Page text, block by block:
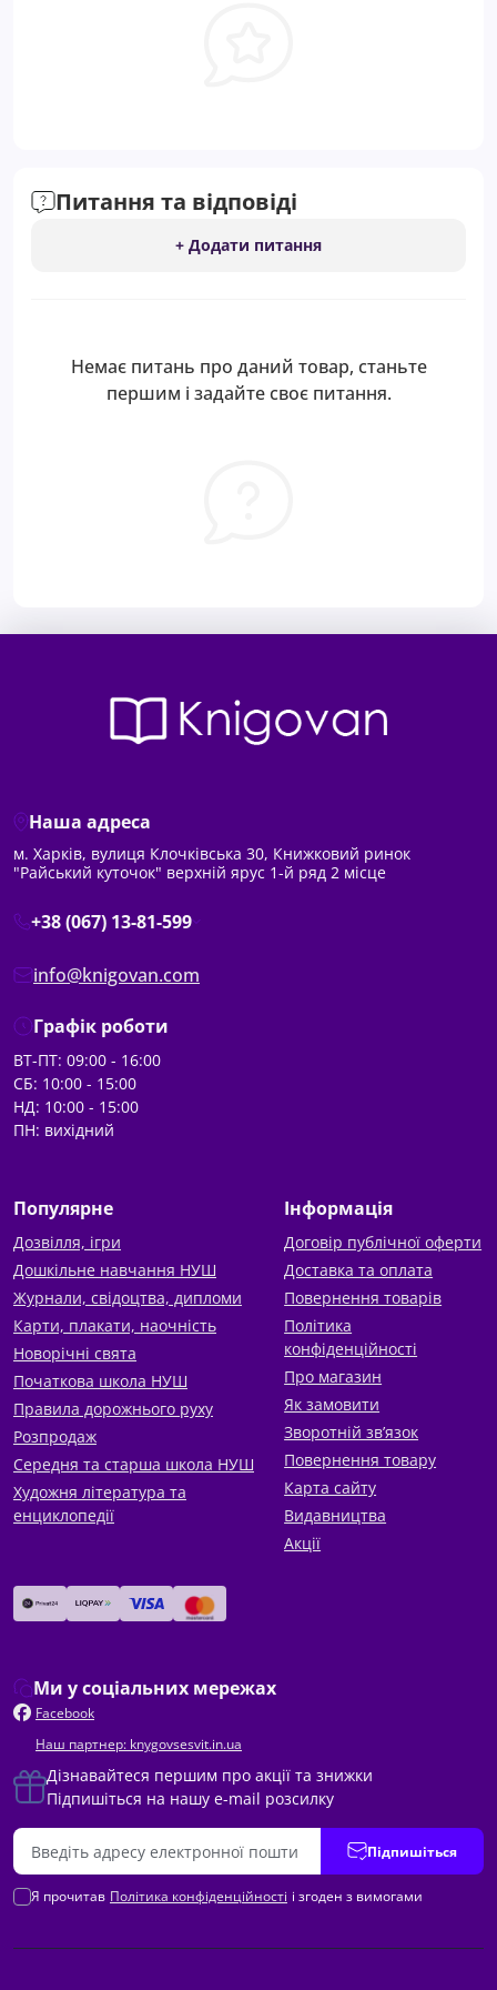
Питання та відповіді
+ Додати питання
Немає питань про даний товар, станьте
першим і задайте своє питання.
Наша адреса
м. Харків, вулиця Клочківська 30, Книжковий ринок
"Райський куточок" верхній ярус 1-й ряд 2 місце
+38 (067) 13-81-599
info@knigovan.com
Графік роботи
ВТ-ПТ: 09:00 - 16:00
СБ: 10:00 - 15:00
НД: 10:00 - 15:00
ПН: вихідний
Популярне
Дозвілля, ігри
Дошкільне навчання НУШ
Журнали, свідоцтва, дипломи
Карти, плакати, наочність
Новорічні свята
Початкова школа НУШ
Правила дорожнього руху
Розпродаж
Середня та старша школа НУШ
Художня література та
енциклопедії
Інформація
Договір публічної оферти
Доставка та оплата
Повернення товарів
Політика
конфіденційності
Про магазин
Як замовити
Зворотній зв’язок
Повернення товару
Карта сайту
Видавництва
Акції
Ми у соціальних мережах
Facebook
Наш партнер: knygovsesvit.in.ua
Дізнавайтеся першим про акції та знижки
Підпишіться на нашу e-mail розсилку
Підпишіться
Я прочитав Політика конфіденційності і згоден з вимогами